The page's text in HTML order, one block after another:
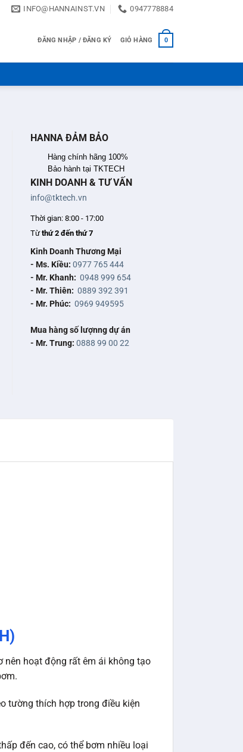
INFO@HANNAINST.VN 0947778884
ĐĂNG NHẬP / ĐĂNG KÝ GIỎ HÀNG 0
HANNA ĐẢM BẢO
Hàng chính hãng 100%
Bảo hành tại TKTECH
KINH DOANH & TƯ VẤN
info@tktech.vn
Thời gian: 8:00 - 17:00
Từthứ 2 đến thứ 7
Kinh Doanh Thương Mại
- Ms. Kiều: 0977 765 444
- Mr. Khanh: 0948 999 654
- Mr. Thiên: 0889 392 391
- Mr. Phúc: 0969 949595
Mua hàng số lượnng dự án
- Mr. Trung: 0888 99 00 22
hoạt động rất êm ái không tạo
tường thích hợp trong điều kiện
đến cao, có thể bơm nhiều loại